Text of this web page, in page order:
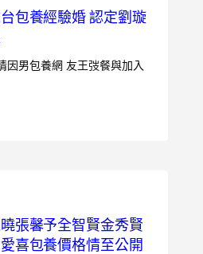
包養經驗婚 認定劉璇
因男包養網 友王弢餐與加入
張馨予全智賢金秀賢
喜包養價格情至公開